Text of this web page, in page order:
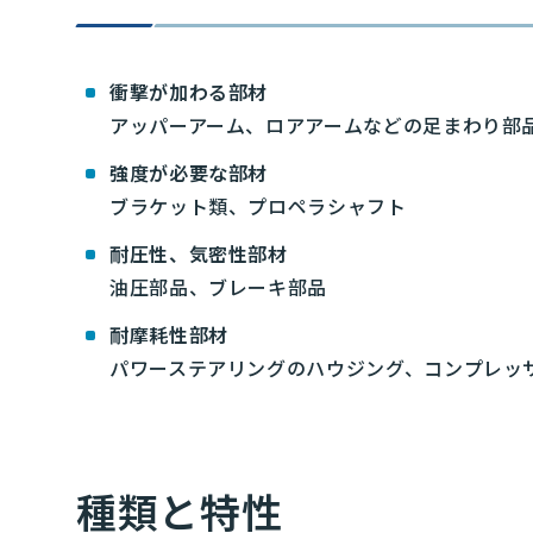
衝撃が加わる部材
アッパーアーム、ロアアームなどの足まわり部
強度が必要な部材
ブラケット類、プロペラシャフト
耐圧性、気密性部材
油圧部品、ブレーキ部品
耐摩耗性部材
パワーステアリングのハウジング、コンプレッ
種類と特性